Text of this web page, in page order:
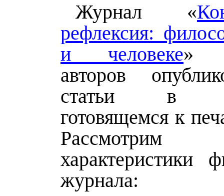
Журнал «
рефлексия:
и человеке»
авторов
статьи в
готовящемся к
Рассмотрим
характеристики
журнала: